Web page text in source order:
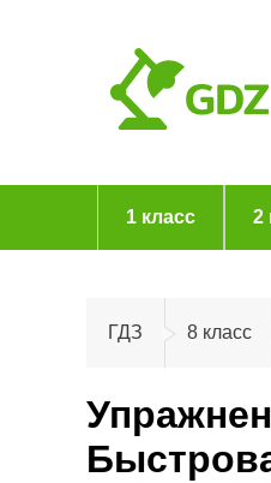
1 класс 2
ГДЗ 8 класс